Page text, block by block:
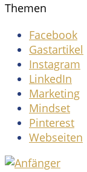
Themen
Facebook
Gastartikel
Instagram
LinkedIn
Marketing
Mindset
Pinterest
Webseiten